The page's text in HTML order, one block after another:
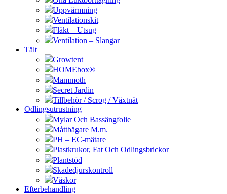
Uppvärmning
Ventilationskit
Fläkt – Utsug
Ventilation – Slangar
Tält
Growtent
HOMEbox®
Mammoth
Secret Jardin
Tillbehör / Scrog / Växtnät
Odlingsutrustning
Mylar Och Bassängfolie
Måttbägare M.m.
PH – EC-mätare
Plastkrukor, Fat Och Odlingsbrickor
Plantstöd
Skadedjurskontroll
Väskor
Efterbehandling